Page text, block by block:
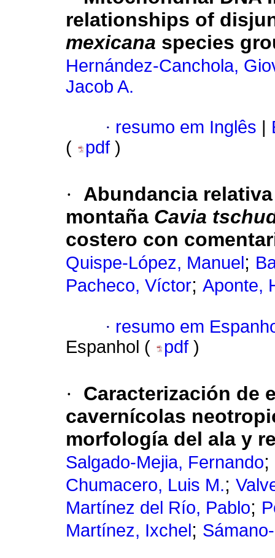
relationships of
mexicana species
Hernández-Canchola,
Jacob A.
· resumo em Inglês
(
pdf )
·
Abundancia
montaña Cavia
costero con
Quispe-López, Manuel ;
Pacheco, Víctor; Aponte,
· resumo em
Espanhol (
pdf )
·
Caracterización de
cavernícolas
morfología del ala y
Salgado-Mejia, Fernando;
Chumacero, Luis M.;
Martínez del Río, Pablo;
Martínez, Ixchel ;